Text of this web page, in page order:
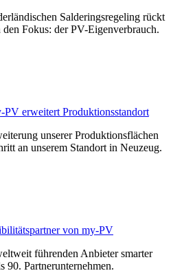
Salderingsregeling rückt
Fokus: der PV-Eigenverbrauch.
PV erweitert Produktionsstandort
unserer Produktionsflächen
an unserem Standort in Neuzeug.
von my-PV
führenden Anbieter smarter
90. Partnerunternehmen.